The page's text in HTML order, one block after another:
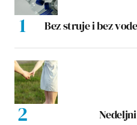
Bez struje i bez